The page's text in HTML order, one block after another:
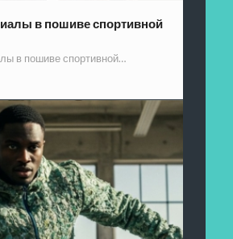
в пошиве спортивной
в пошиве спортивной…